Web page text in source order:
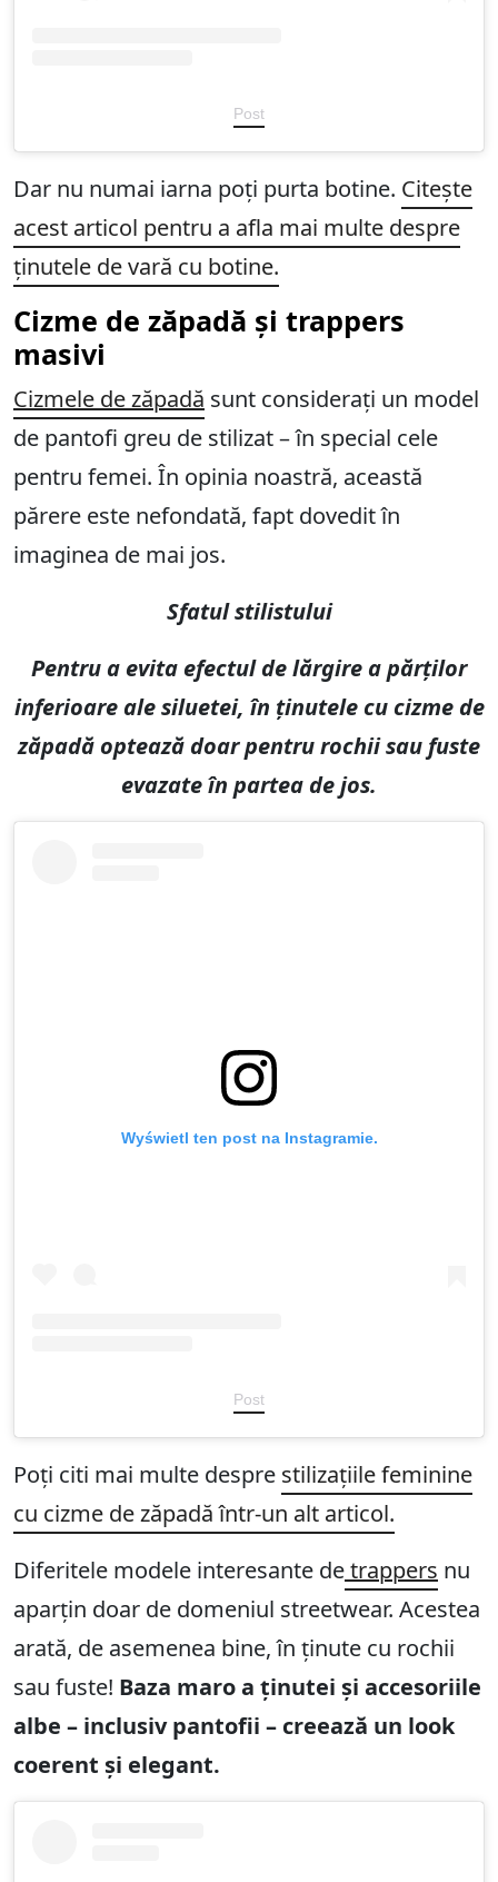
Post
Dar nu numai iarna poți purta botine. Citește
acest articol pentru a afla mai multe despre
ținutele de vară cu botine.
Cizme de zăpadă și trappers
masivi
Cizmele de zăpadă sunt considerați un model
de pantofi greu de stilizat – în special cele
pentru femei. În opinia noastră, această
părere este nefondată, fapt dovedit în
imaginea de mai jos.
Sfatul stilistului
Pentru a evita efectul de lărgire a părților
inferioare ale siluetei, în ținutele cu cizme de
zăpadă optează doar pentru rochii sau fuste
evazate în partea de jos.
Wyświetl ten post na Instagramie.
Post
Poți citi mai multe despre stilizațiile feminine
cu cizme de zăpadă într-un alt articol.
Diferitele modele interesante detrappers nu
aparțin doar de domeniul streetwear. Acestea
arată, de asemenea bine, în ținute cu rochii
sau fuste! Baza maro a ținutei și accesoriile
albe – inclusiv pantofii – creează un look
coerent și elegant.